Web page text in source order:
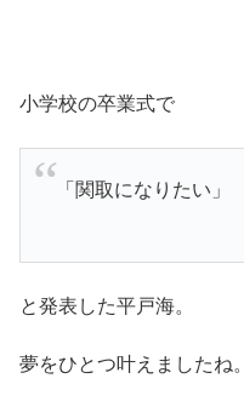
小学校の卒業式で
「関取になりたい」
と発表した平戸海。
夢をひとつ叶えましたね。